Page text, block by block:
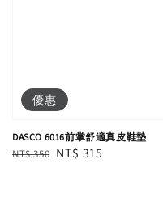
優惠
DASCO 6016前掌舒適真皮鞋墊
Regular
NT$ 350 Sale
NT$ 315